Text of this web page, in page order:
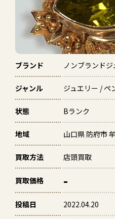
ブランド ノンブランド
ジャンル ジュエリー / ペ
状態 Bランク
地域 山口県 防府市
買取方法 店頭買取
買取価格 -
投稿日 2022.04.20